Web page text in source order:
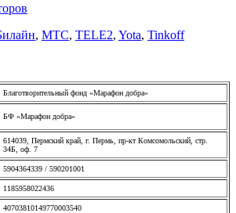
, МТС, TELE2, Yota, Tinkoff
Благотворительный фонд «Марафон добра»
БФ «Марафон добра»
614039, Пермский край, г. Пермь, пр-кт Комсомольский, стр.
34Б, оф. 7
5904364339 / 590201001
1185958022436
40703810149770003540